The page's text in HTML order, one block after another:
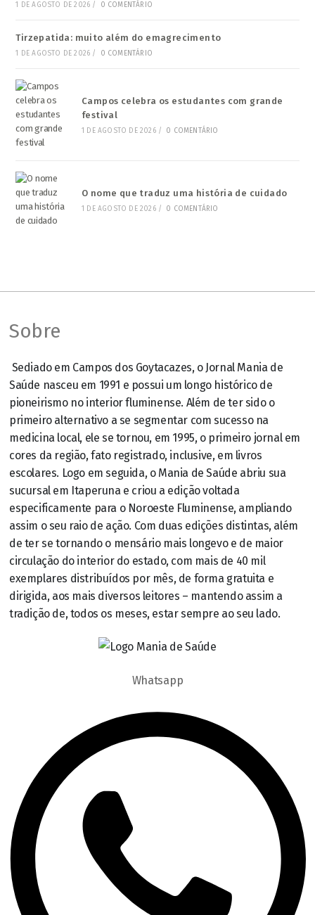
1 DE AGOSTO DE 2026 / 0 COMENTÁRIO
Tirzepatida: muito além do emagrecimento
1 DE AGOSTO DE 2026 / 0 COMENTÁRIO
Campos celebra os estudantes com grande
festival
1 DE AGOSTO DE 2026 / 0 COMENTÁRIO
O nome que traduz uma história de cuidado
1 DE AGOSTO DE 2026 / 0 COMENTÁRIO
Sobre
Sediado em Campos dos Goytacazes, o Jornal Mania de
Saúde nasceu em 1991 e possui um longo histórico de
pioneirismo no interior fluminense. Além de ter sido o
primeiro alternativo a se segmentar com sucesso na
medicina local, ele se tornou, em 1995, o primeiro jornal em
cores da região, fato registrado, inclusive, em livros
escolares. Logo em seguida, o Mania de Saúde abriu sua
sucursal em Itaperuna e criou a edição voltada
especificamente para o Noroeste Fluminense, ampliando
assim o seu raio de ação. Com duas edições distintas, além
de ter se tornando o mensário mais longevo e de maior
circulação do interior do estado, com mais de 40 mil
exemplares distribuídos por mês, de forma gratuita e
dirigida, aos mais diversos leitores – mantendo assim a
tradição de, todos os meses, estar sempre ao seu lado.
Whatsapp